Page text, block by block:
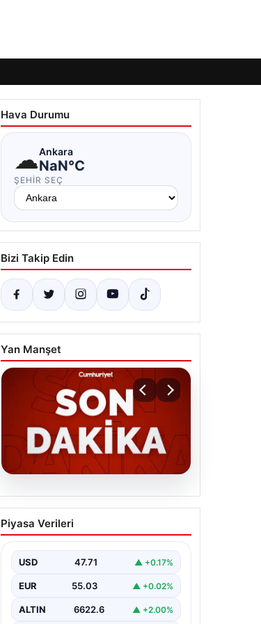
Hava Durumu
☁Ankara
NaN°C
ŞEHIR SEÇ
Bizi Takip Edin
Yan Manşet
06.08.2026
MGK’den 8 maddelik kritik
bildiri: Dikkat çeken
Piyasa Verileri
USD 47.71 ▲ +0.17%
EUR 55.03 ▲ +0.02%
ALTIN 6622.6 ▲ +2.00%